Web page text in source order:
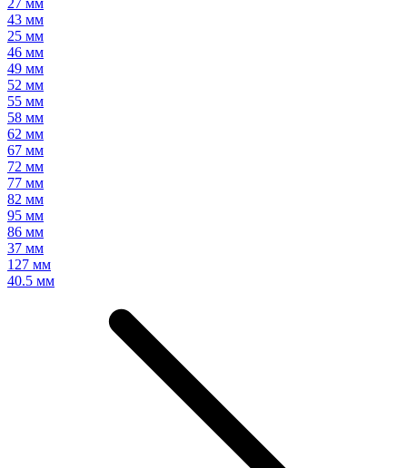
27 мм
43 мм
25 мм
46 мм
49 мм
52 мм
55 мм
58 мм
62 мм
67 мм
72 мм
77 мм
82 мм
95 мм
86 мм
37 мм
127 мм
40.5 мм